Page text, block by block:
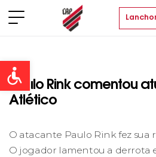
Open toolbar
Paulo Rink comentou
Atlético
O atacante Paulo Rink fez sua
O jogador lamentou a derrota